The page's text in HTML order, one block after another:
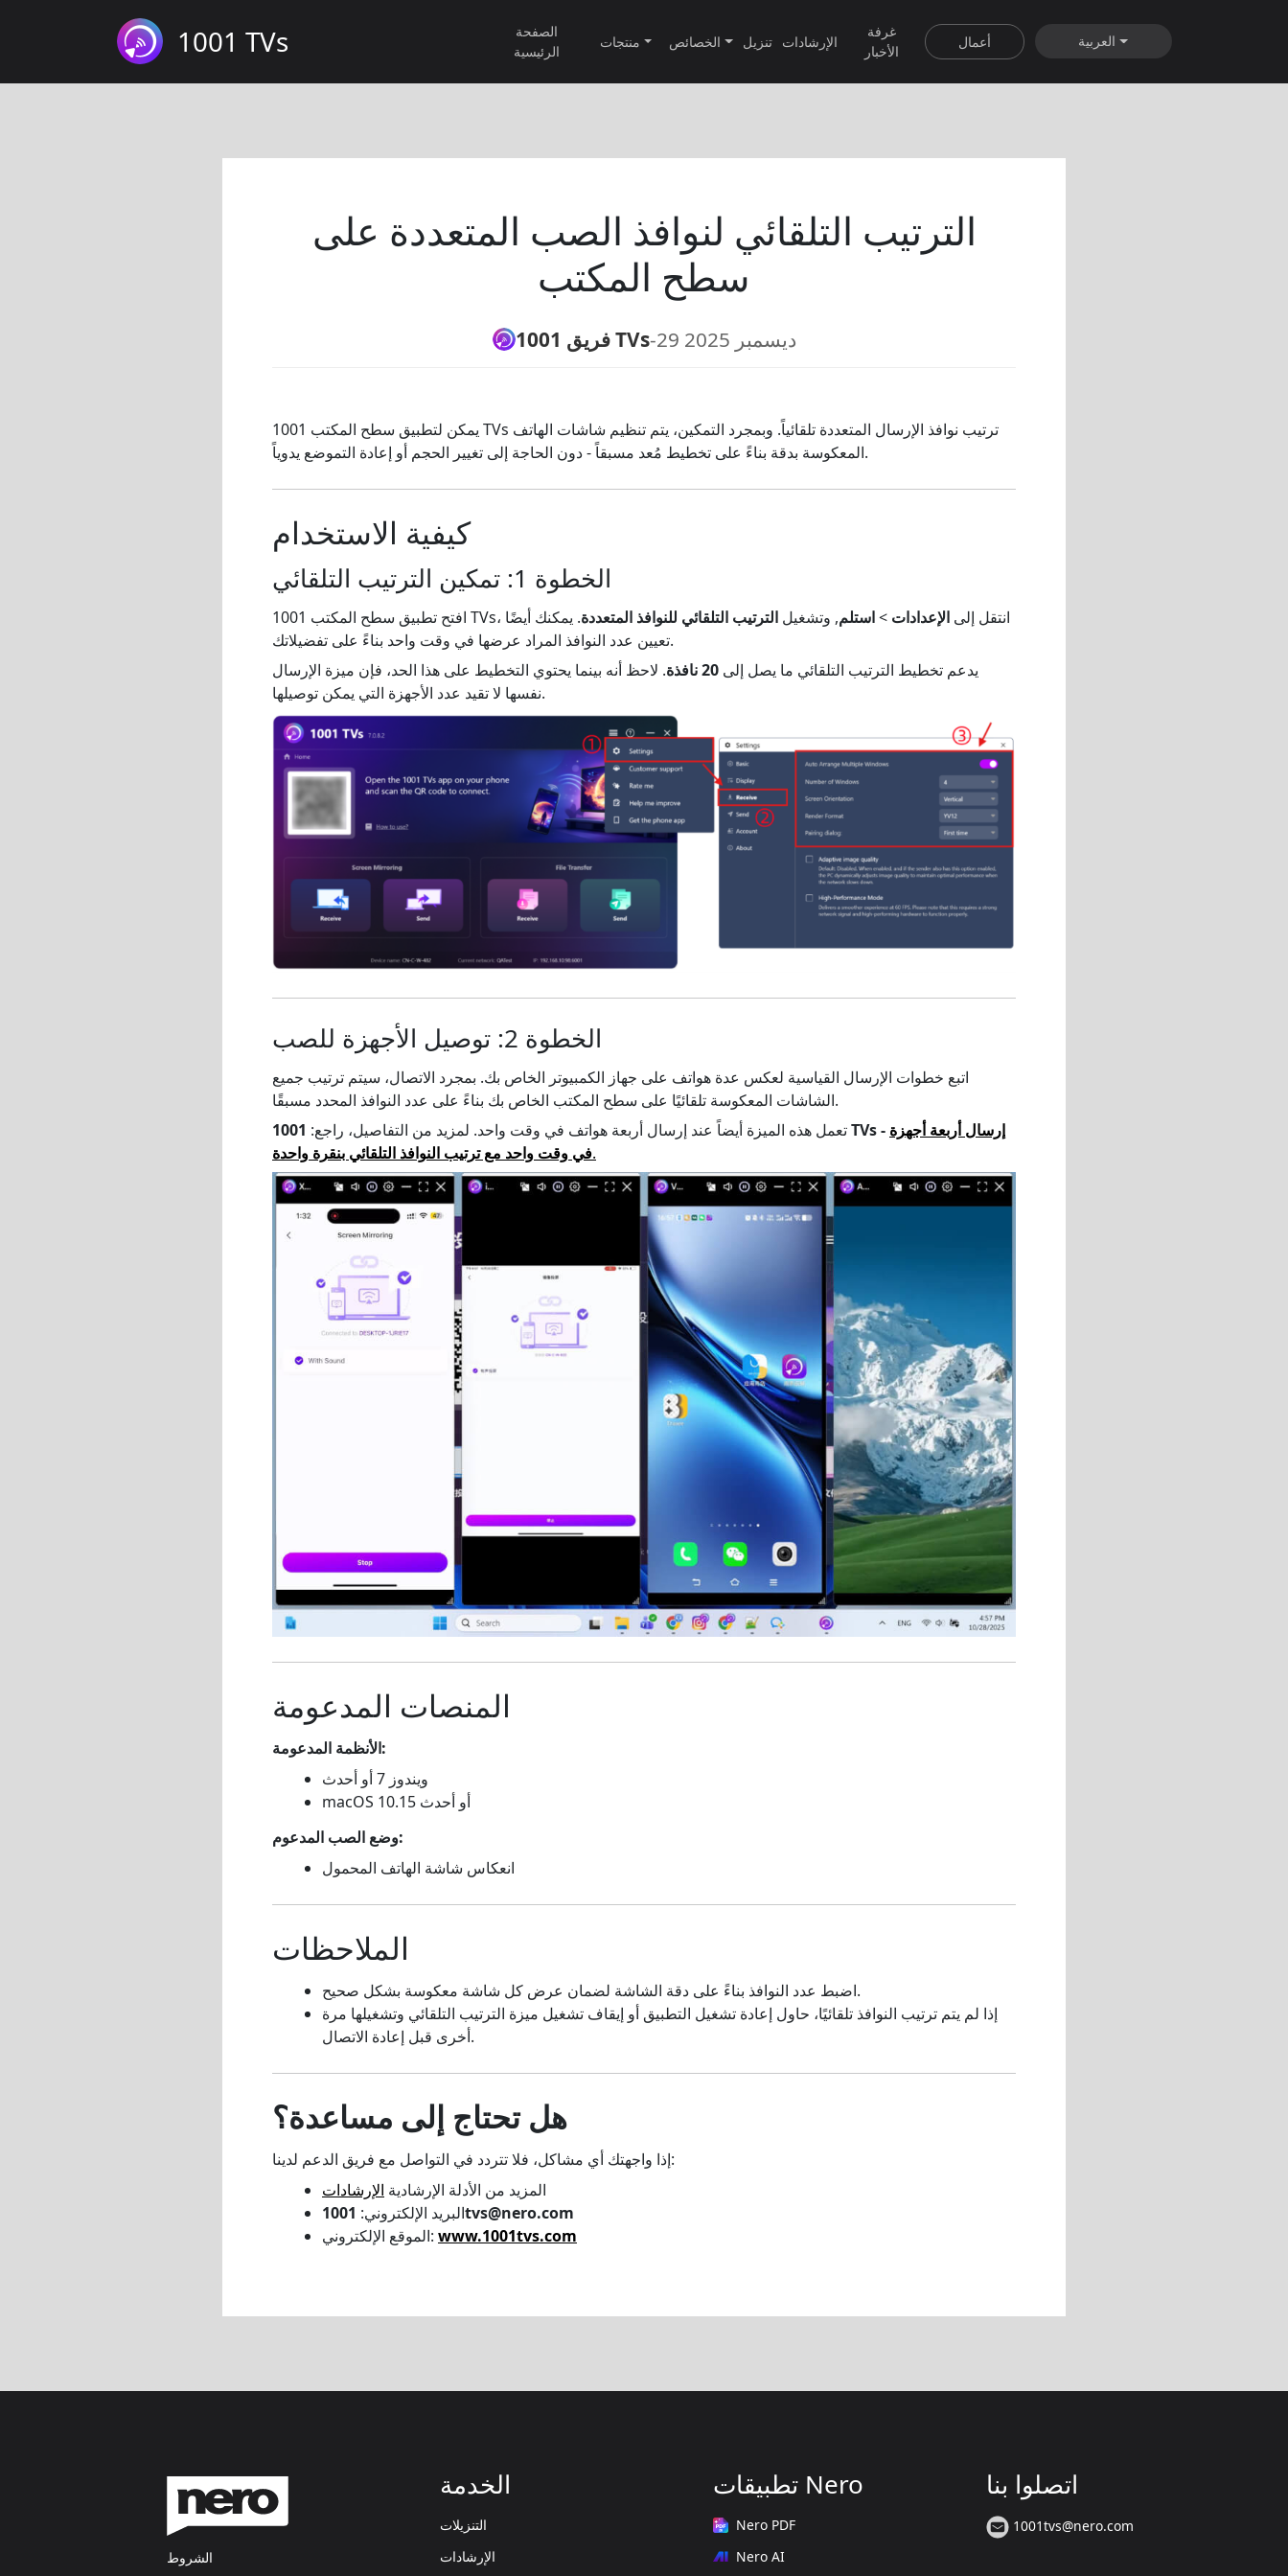
1001 TVs
الصفحة
الرئيسية
منتجات الخصائص تنزيل الإرشادات
غرفة
الأخبار
أعمال العربية
الترتيب التلقائي لنوافذ الصب المتعددة على
سطح المكتب
فريق 1001 TVs- 29 ديسمبر 2025
يمكن لتطبيق سطح المكتب 1001 TVs ترتيب نوافذ الإرسال المتعددة تلقائياً. وبمجرد التمكين، يتم تنظيم شاشات الهاتف
المعكوسة بدقة بناءً على تخطيط مُعد مسبقاً - دون الحاجة إلى تغيير الحجم أو إعادة التموضع يدوياً.
كيفية الاستخدام
الخطوة 1: تمكين الترتيب التلقائي
افتح تطبيق سطح المكتب 1001 TVs، انتقل إلى الإعدادات >استلم, وتشغيل الترتيب التلقائي للنوافذ المتعددة. يمكنك أيضًا
تعيين عدد النوافذ المراد عرضها في وقت واحد بناءً على تفضيلاتك.
يدعم تخطيط الترتيب التلقائي ما يصل إلى 20 نافذة
. لاحظ أنه بينما يحتوي التخطيط على هذا الحد، فإن ميزة الإرسال
نفسها لا تقيد عدد الأجهزة التي يمكن توصيلها.
الخطوة 2: توصيل الأجهزة للصب
اتبع خطوات الإرسال القياسية لعكس عدة هواتف على جهاز الكمبيوتر الخاص بك. بمجرد الاتصال، سيتم ترتيب جميع
الشاشات المعكوسة تلقائيًا على سطح المكتب الخاص بك بناءً على عدد النوافذ المحدد مسبقًا.
تعمل هذه الميزة أيضاً عند إرسال أربعة هواتف في وقت واحد. لمزيد من التفاصيل، راجع:1001 TVs - إرسال أربعة أجهزة
في وقت واحد مع ترتيب النوافذ التلقائي بنقرة واحدة.
المنصات المدعومة
الأنظمة المدعومة:
ويندوز 7 أو أحدث
macOS 10.15 أو أحدث
وضع الصب المدعوم:
انعكاس شاشة الهاتف المحمول
الملاحظات
اضبط عدد النوافذ بناءً على دقة الشاشة لضمان عرض كل شاشة معكوسة بشكل صحيح.
إذا لم يتم ترتيب النوافذ تلقائيًا، حاول إعادة تشغيل التطبيق أو إيقاف تشغيل ميزة الترتيب التلقائي وتشغيلها مرة
أخرى قبل إعادة الاتصال.
هل تحتاج إلى مساعدة؟
إذا واجهتك أي مشاكل، فلا تتردد في التواصل مع فريق الدعم لدينا:
المزيد من الأدلة الإرشادية الإرشادات
البريد الإلكتروني:1001tvs@nero.com
الموقع الإلكتروني: www.1001tvs.com
الشروط
الخدمة
التنزيلات
الإرشادات
تطبيقات Nero
Nero PDF
Nero AI
اتصلوا بنا
1001tvs@nero.com